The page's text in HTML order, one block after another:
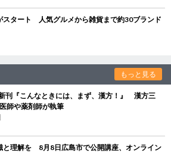
スタート 人気グルメから雑貨まで約30ブランド
もっと見る
刊『こんなときには、まず、漢方！』 漢方三
師や薬剤師が執筆
と理解を 8月8日広島市で公開講座、オンライン